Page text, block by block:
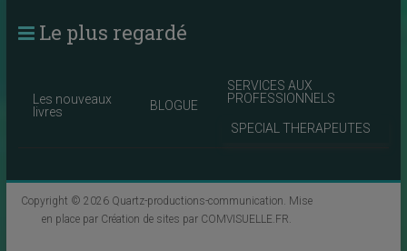
Le plus regardé
Les nouveaux
livres
BLOGUE
SERVICES AUX
PROFESSIONNELS
SPECIAL THERAPEUTES
Copyright © 2026 Quartz-productions-communication . Mise
en place par Création de sites par COMVISUELLE.FR